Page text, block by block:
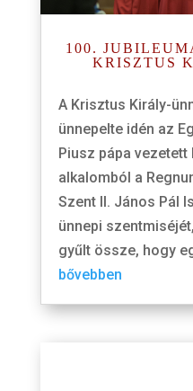
100.
KRISZTUS
A Krisztus Király-
ünnepelte idén az
Piusz pápa vezetett
alkalomból a
Szent II. János Pál
ünnepi
gyűlt össze, hogy
bővebben